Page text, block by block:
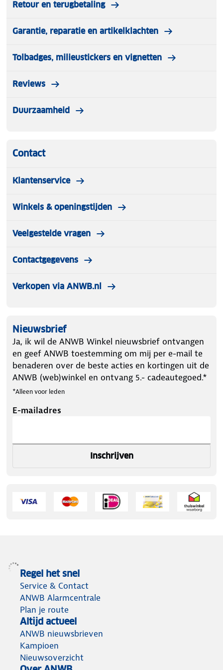
Geslacht: Dames
TOG-waarde: Balaclava 1.9 en wanten 6.3
Retour en terugbetaling
Garantie, reparatie en artikelklachten
Tolbadges, milieustickers en vignetten
Reviews
Duurzaamheid
Contact
Klantenservice
Winkels & openingstijden
Veelgestelde vragen
Contactgegevens
Verkopen via ANWB.nl
Nieuwsbrief
Ja, ik wil de ANWB Winkel nieuwsbrief ontvangen
en geef ANWB toestemming om mij per e-mail te
benaderen over de beste acties en kortingen uit de
ANWB (web)winkel en ontvang 5.- cadeautegoed.*
*Alleen voor leden
E-mailadres
Inschrijven
Regel het snel
Service & Contact
ANWB Alarmcentrale
Plan je route
Altijd actueel
ANWB nieuwsbrieven
Kampioen
Nieuwsoverzicht